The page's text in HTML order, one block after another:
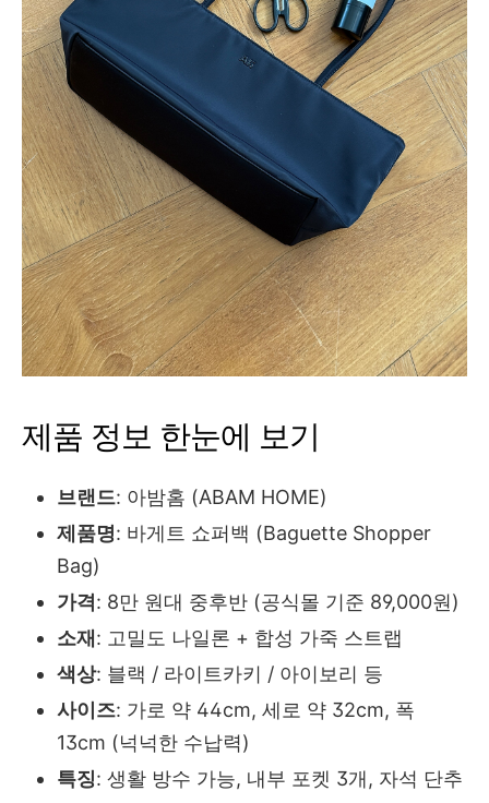
제품 정보 한눈에 보기
브랜드: 아밤홈 (ABAM HOME)
제품명: 바게트 쇼퍼백 (Baguette Shopper
Bag)
가격 : 8만 원대 중후반 (공식몰 기준 89,000원)
소재 : 고밀도 나일론 + 합성 가죽 스트랩
색상: 블랙 / 라이트카키 / 아이보리 등
사이즈: 가로 약 44cm, 세로 약 32cm, 폭
13cm (넉넉한 수납력)
특징: 생활 방수 가능, 내부 포켓 3개, 자석 단추